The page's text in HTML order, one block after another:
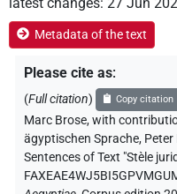
Metadata of the text
Please cite as:
(Full citation) Copy citation
Marc Brose,with
ägyptischen Sprache, Peter
Sentences of Text "Stèle